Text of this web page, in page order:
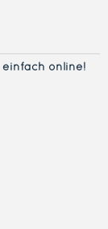
online!